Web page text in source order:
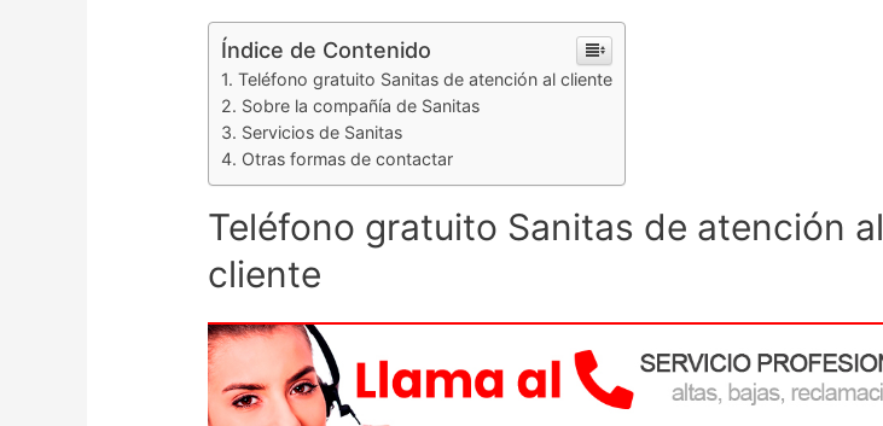
Índice de Contenido
Teléfono gratuito Sanitas de atención al cliente
Sobre la compañía de Sanitas
Servicios de Sanitas
Otras formas de contactar
Teléfono gratuito Sanitas de atención al
cliente